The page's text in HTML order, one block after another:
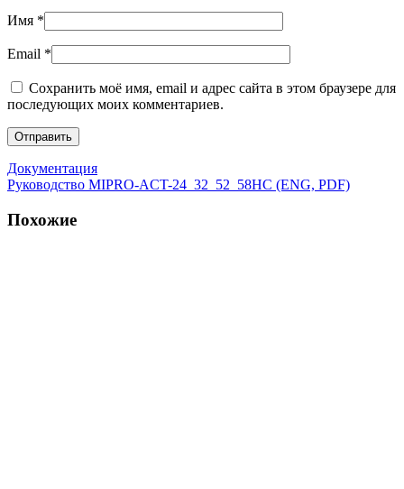
Имя *
Email *
Сохранить моё имя, email и адрес сайта в этом браузере для
последующих моих комментариев.
Документация
Руководство MIPRO-ACT-24_32_52_58HC (ENG, PDF)
Похожие